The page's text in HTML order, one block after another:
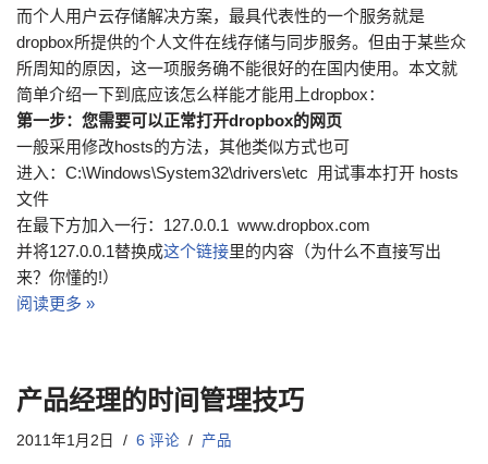
而个人用户云存储解决方案，最具代表性的一个服务就是
dropbox所提供的个人文件在线存储与同步服务。但由于某些众
所周知的原因，这一项服务确不能很好的在国内使用。本文就
简单介绍一下到底应该怎么样能才能用上dropbox：
第一步：您需要可以正常打开dropbox的网页
一般采用修改hosts的方法，其他类似方式也可
进入：C:\Windows\System32\drivers\etc 用试事本打开 hosts
文件
在最下方加入一行：127.0.0.1 www.dropbox.com
并将127.0.0.1替换成这个链接里的内容（为什么不直接写出
来？你懂的!）
阅读更多 »
产品经理的时间管理技巧
2011年1月2日 6 评论 产品